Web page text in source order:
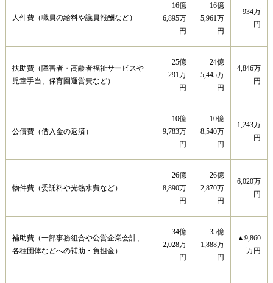
人件費（職員の給料や議員報酬など）
16億
6,895万
円
16億
5,961万
円
934万
円
扶助費（障害者・高齢者福祉サービスや
児童手当、保育園運営費など）
25億
291万
円
24億
5,445万
円
4,846万
円
公債費（借入金の返済）
10億
9,783万
円
10億
8,540万
円
1,243万
円
物件費（委託料や光熱水費など）
26億
8,890万
円
26億
2,870万
円
6,020万
円
補助費（一部事務組合や公営企業会計、
各種団体などへの補助・負担金）
34億
2,028万
円
35億
1,888万
円
▲9,860
万円